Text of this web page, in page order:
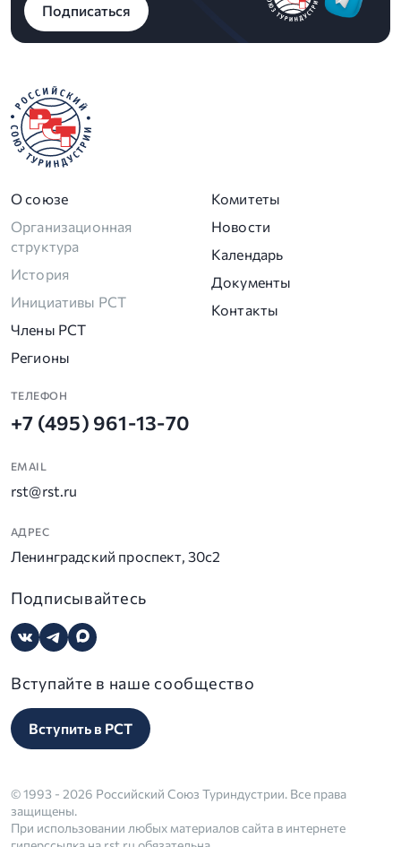
Подписаться
О союзе
Организационная
структура
История
Инициативы РСТ
Члены РСТ
Регионы
Комитеты
Новости
Календарь
Документы
Контакты
ТЕЛЕФОН
+7 (495) 961-13-70
EMAIL
rst@rst.ru
АДРЕС
Ленинградский проспект, 30с2
Подписывайтесь
Вступайте в наше сообщество
Вступить в РСТ
© 1993 - 2026 Российский Союз Туриндустрии. Все права
защищены.
При использовании любых материалов сайта в интернете